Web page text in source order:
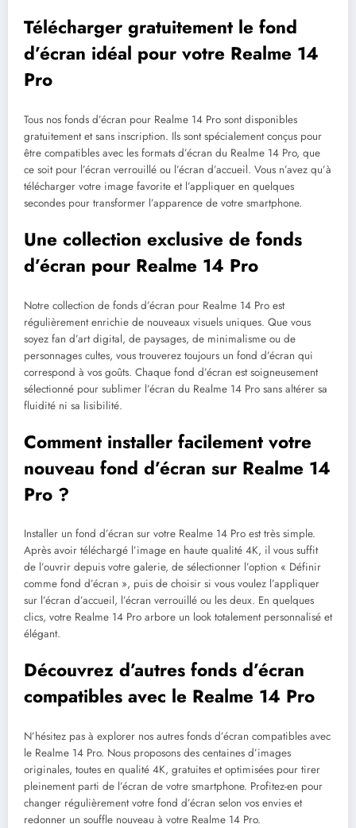
Télécharger gratuitement le fond
d’écran idéal pour votre Realme 14
Pro
Tous nos fonds d’écran pour Realme 14 Pro sont disponibles
gratuitement et sans inscription. Ils sont spécialement conçus pour
être compatibles avec les formats d’écran du Realme 14 Pro, que
ce soit pour l’écran verrouillé ou l’écran d’accueil. Vous n’avez qu’à
télécharger votre image favorite et l’appliquer en quelques
secondes pour transformer l’apparence de votre smartphone.
Une collection exclusive de fonds
d’écran pour Realme 14 Pro
Notre collection de fonds d’écran pour Realme 14 Pro est
régulièrement enrichie de nouveaux visuels uniques. Que vous
soyez fan d’art digital, de paysages, de minimalisme ou de
personnages cultes, vous trouverez toujours un fond d’écran qui
correspond à vos goûts. Chaque fond d’écran est soigneusement
sélectionné pour sublimer l’écran du Realme 14 Pro sans altérer sa
fluidité ni sa lisibilité.
Comment installer facilement votre
nouveau fond d’écran sur Realme 14
Pro ?
Installer un fond d’écran sur votre Realme 14 Pro est très simple.
Après avoir téléchargé l’image en haute qualité 4K, il vous suffit
de l’ouvrir depuis votre galerie, de sélectionner l’option « Définir
comme fond d’écran », puis de choisir si vous voulez l’appliquer
sur l’écran d’accueil, l’écran verrouillé ou les deux. En quelques
clics, votre Realme 14 Pro arbore un look totalement personnalisé et
élégant.
Découvrez d’autres fonds d’écran
compatibles avec le Realme 14 Pro
N’hésitez pas à explorer nos autres fonds d’écran compatibles avec
le Realme 14 Pro. Nous proposons des centaines d’images
originales, toutes en qualité 4K, gratuites et optimisées pour tirer
pleinement parti de l’écran de votre smartphone. Profitez-en pour
changer régulièrement votre fond d’écran selon vos envies et
redonner un souffle nouveau à votre Realme 14 Pro.